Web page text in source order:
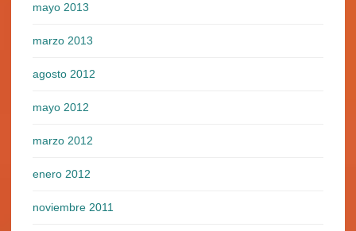
mayo 2013
marzo 2013
agosto 2012
mayo 2012
marzo 2012
enero 2012
noviembre 2011